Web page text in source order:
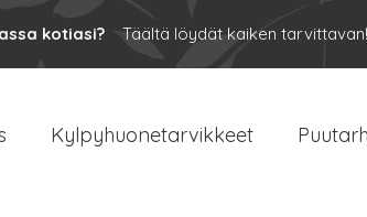
kotiasi? Täältä löydät kaiken tarvittavan!
Kylpyhuonetarvikkeet